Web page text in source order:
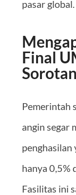
pasar global.
Final
Pemerintah
angin segar
penghasilan
hanya 0,5%
Fasilitas ini